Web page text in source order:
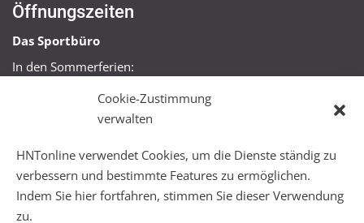
Cookie-Zustimmung
verwalten
HNTonline verwendet Cookies, um die Dienste ständig zu
verbessern und bestimmte Features zu ermöglichen.
Indem Sie hier fortfahren, stimmen Sie dieser Verwendung
zu.
Öffnungszeiten
Das Sportbüro
In den Sommerferien:
Mo + Mi 16:00 – 18:00 Uhr
Mo – Fr 08:00 – 22:00 Uhr
Sa + So 10:00 – 18:00 Uhr